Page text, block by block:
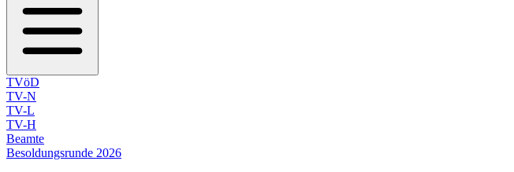
TVöD
TV-N
TV-L
TV-H
Beamte
Besoldungsrunde 2026